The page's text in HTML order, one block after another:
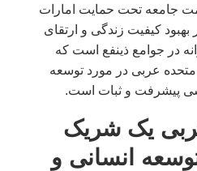
جامعه تحت حمایت امارات
کیفیت زندگی و ارتقای
در جوامع ذینفع است که
عربی در مورد توسعه
پیشرفت و ثبات است.
یک شریک
انسانی و